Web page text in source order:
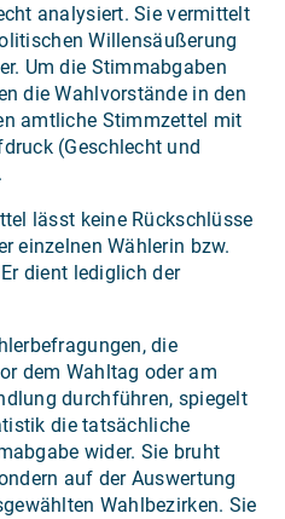
analysiert. Sie vermittelt
Willensäußerung
Um die Stimmabgaben
die Wahlvorstände in den
amtliche Stimmzettel mit
(Geschlecht und
lässt keine Rückschlüsse
einzelnen Wählerin bzw.
dient lediglich der
die
dem Wahltag oder am
durchführen, spiegelt
die tatsächliche
wider. Sie bruht
auf der Auswertung
Wahlbezirken. Sie